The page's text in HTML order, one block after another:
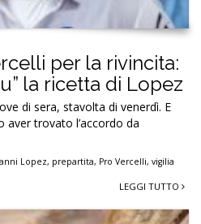
per la rivincita:
la ricetta di Lopez
di sera, stavolta di venerdì. E
aver trovato l’accordo da
Lopez, prepartita, Pro Vercelli, vigilia
LEGGI TUTTO